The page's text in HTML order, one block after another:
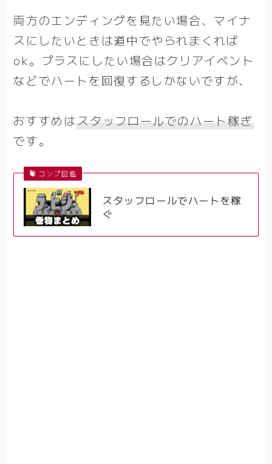
両方のエンディングを見たい場合、マイナ
スにしたいときは道中でやられまくれば
ok。プラスにしたい場合はクリアイベント
などでハートを回復するしかないですが、
おすすめは スタッフロールでのハート稼ぎ
です。
コンプ図鑑
スタッフロールでハートを稼
ぐ